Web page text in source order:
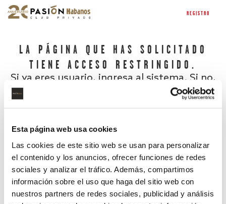
Esta página web usa cookies
Las cookies de este sitio web se usan para personalizar
el contenido y los anuncios, ofrecer funciones de redes
sociales y analizar el tráfico. Además, compartimos
información sobre el uso que haga del sitio web con
nuestros partners de redes sociales, publicidad y análisis
REGISTRO
LA PÁGINA QUE HAS SOLICITADO
TIENE ACCESO RESTRINGIDO.
Si ya eres usuario, ingresa al sistema. Si no,
¿Has olvidado tu contraseña?